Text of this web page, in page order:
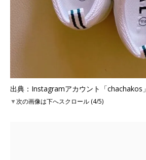
出典：Instagramアカウント「chachakos」
▼次の画像は下へスクロール (4/5)